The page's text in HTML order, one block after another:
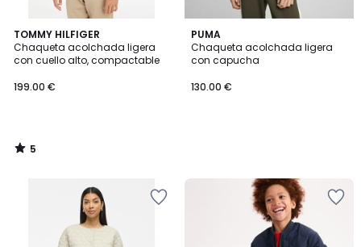
TOMMY HILFIGER
Chaqueta acolchada ligera
con cuello alto, compactable
199.00 €
5
/
5
5
/
PUMA
Chaqueta acolchada ligera
con capucha
130.00 €